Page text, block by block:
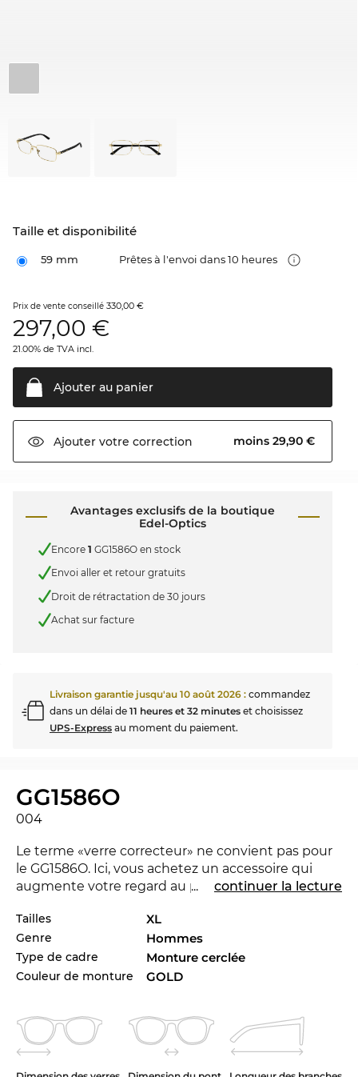
Taille et disponibilité
59 mm Prêtes à l'envoi dans 10 heures
Prix de vente conseillé 330,00 €
297,00 €
21.00% de TVA incl.
Ajouter au panier
Ajouter votre correction moins 29,90 €
Avantages exclusifs de la boutique
Edel-Optics
Encore 1 GG1586O en stock
Envoi aller et retour gratuits
Droit de rétractation de 30 jours
Achat sur facture
Livraison garantie jusqu'au 10 août 2026 : commandez
dans un délai de 11 heures et 32 minutes et choisissez
UPS-Express au moment du paiement.
GG1586O
004
Le terme «verre correcteur» ne convient pas pour
le GG1586O. Ici, vous achetez un accessoire qui
augmente votre regard au prochain niveau et
mode. Avec la nouvelle marque
montrer que tu es pionnière. Pour la saison
courant la marque se distingue avec sa collection
pour 2024. Vous préférez une autre couleur pour
2023 et 2024.
... continuer la lecture
Tailles XL
Genre Hommes
Type de cadre Monture cerclée
Couleur de monture GOLD